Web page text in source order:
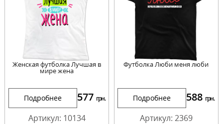
Женская футболка Лучшая в
мире жена
Подробнее 577 грн.
Артикул: 10134
Футболка Люби меня люби
Подробнее 588 грн.
Артикул: 2369